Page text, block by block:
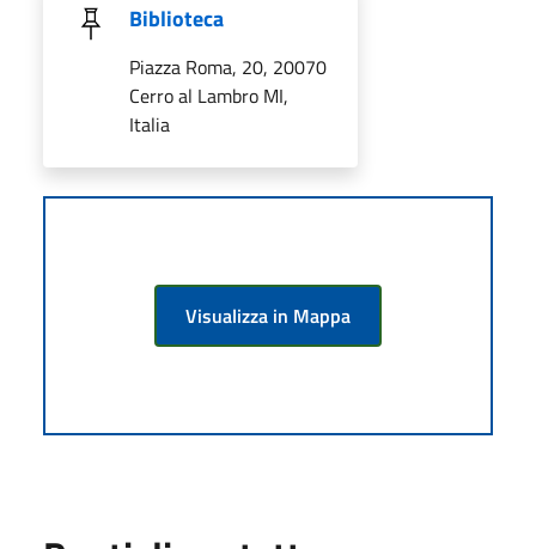
Biblioteca
Piazza Roma, 20, 20070
Cerro al Lambro MI,
Italia
Visualizza in Mappa